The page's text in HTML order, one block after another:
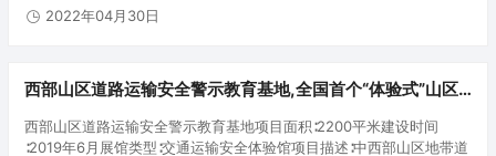
动交流区第五…
2022年04月30日
西部山区道路运输安全警示教育基地,全国首个“体验式”山区
西部山区道路运输安全警示教育基地项目面积∶2200平米建设时间
∶2019年6月展馆类型∶交通运输安全体验馆项目描述∶中西部山区地带道